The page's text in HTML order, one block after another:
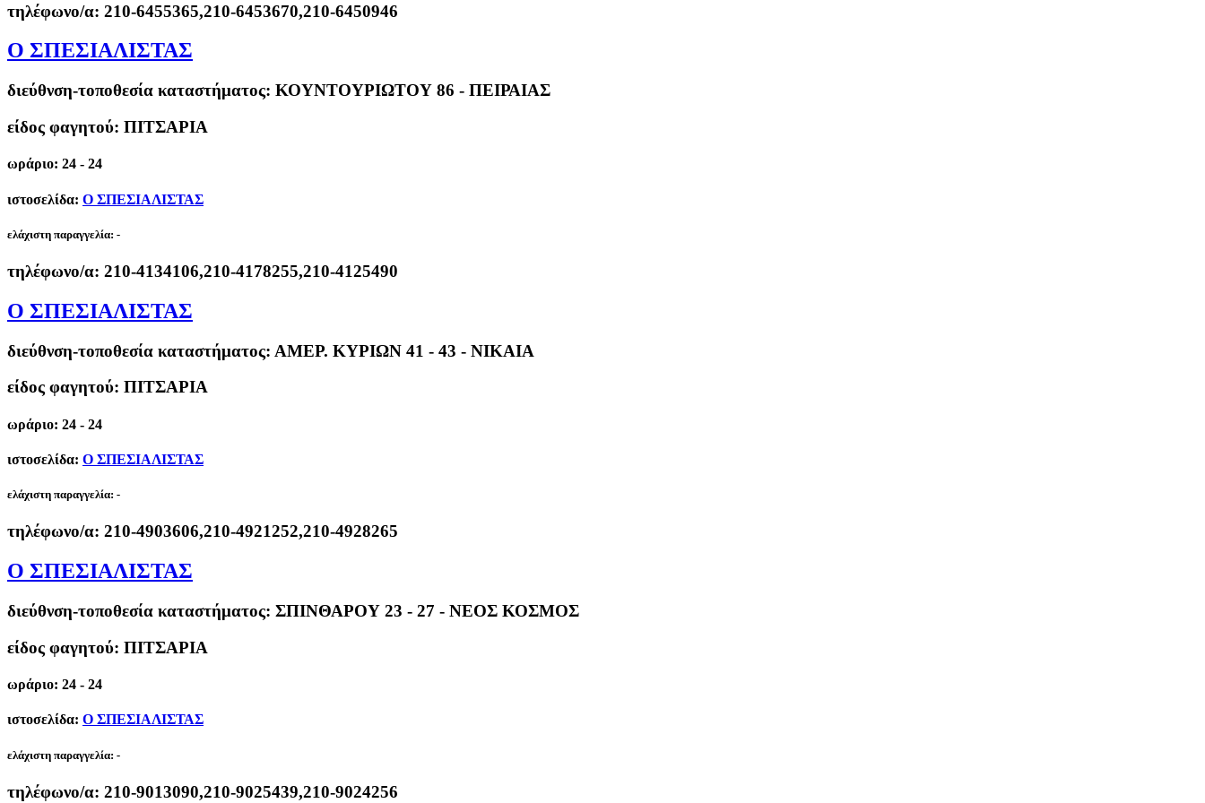
τηλέφωνο/α: 210-6455365,210-6453670,210-6450946
Ο ΣΠΕΣΙΑΛΙΣΤΑΣ
διεύθνση-τοποθεσία καταστήματος: ΚΟΥΝΤΟΥΡΙΩΤΟΥ 86 - ΠΕΙΡΑΙΑΣ
είδος φαγητού: ΠΙΤΣΑΡΙΑ
ωράριο: 24 - 24
ιστοσελίδα: Ο ΣΠΕΣΙΑΛΙΣΤΑΣ
ελάχιστη παραγγελία: -
τηλέφωνο/α: 210-4134106,210-4178255,210-4125490
Ο ΣΠΕΣΙΑΛΙΣΤΑΣ
διεύθνση-τοποθεσία καταστήματος: ΑΜΕΡ. ΚΥΡΙΩΝ 41 - 43 - ΝΙΚΑΙΑ
είδος φαγητού: ΠΙΤΣΑΡΙΑ
ωράριο: 24 - 24
ιστοσελίδα: Ο ΣΠΕΣΙΑΛΙΣΤΑΣ
ελάχιστη παραγγελία: -
τηλέφωνο/α: 210-4903606,210-4921252,210-4928265
Ο ΣΠΕΣΙΑΛΙΣΤΑΣ
διεύθνση-τοποθεσία καταστήματος: ΣΠΙΝΘΑΡΟΥ 23 - 27 - ΝΕΟΣ ΚΟΣΜΟΣ
είδος φαγητού: ΠΙΤΣΑΡΙΑ
ωράριο: 24 - 24
ιστοσελίδα: Ο ΣΠΕΣΙΑΛΙΣΤΑΣ
ελάχιστη παραγγελία: -
τηλέφωνο/α: 210-9013090,210-9025439,210-9024256